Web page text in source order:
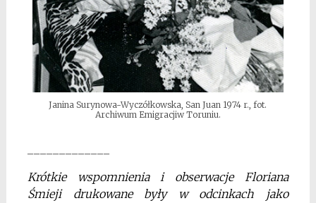
Janina Surynowa-Wyczółkowska, San Juan 1974 r., fot.
Archiwum Emigracjiw Toruniu.
Krótkie wspomnienia i obserwacje Floriana
Śmieji drukowane były w odcinkach jako